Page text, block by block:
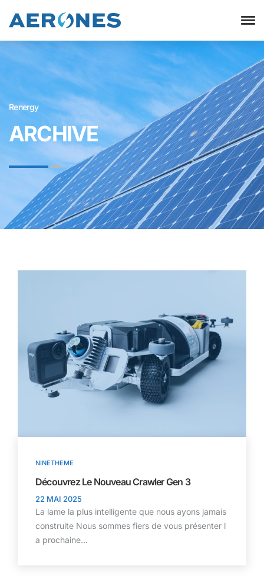
Renergy
ARCHIVE
NINETHEME
Découvrez Le Nouveau Crawler Gen 3
22 MAI 2025
La lame la plus intelligente que nous ayons jamais
construite Nous sommes fiers de vous présenter l
a prochaine...